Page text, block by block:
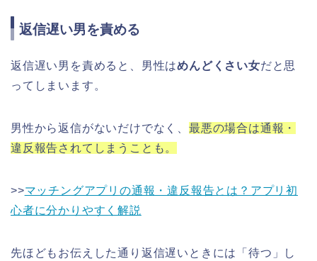
返信遅い男を責める
返信遅い男を責めると、男性はめんどくさい女だと思
ってしまいます。
男性から返信がないだけでなく、 最悪の場合は通報・
違反報告されてしまうことも。
>>マッチングアプリの通報・違反報告とは？アプリ初
心者に分かりやすく解説
先ほどもお伝えした通り返信遅いときには「待つ」し